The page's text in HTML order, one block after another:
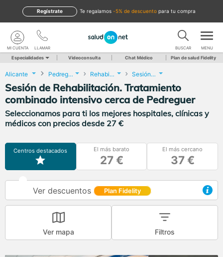
te regalamos -5% de descuento para tu compra
Regístrate
LLAMAR
MI CUENTA BUSCAR MENU
Especialidades Videoconsulta Chat Médico Plan de salud Fidelity
Alicante Pedreguer Rehabilitación Sesión de Rehabilitación. Tratamiento combinado intensivo
Sesión de Rehabilitación. Tratamiento
combinado intensivo cerca de Pedreguer
Seleccionamos para ti los mejores hospitales, clínicas y
médicos con precios desde 27 €
Centros destacados El más barato
27 €
El más cercano
37 €
Ver descuentos Plan Fidelity
Ver mapa Filtros